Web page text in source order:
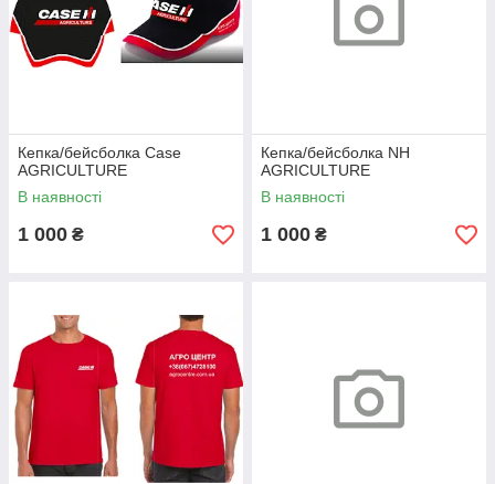
Кепка/бейсболка Case
AGRICULTURE
В наявності
1 000 ₴
Кепка/бейсболка NH
AGRICULTURE
В наявності
1 000 ₴